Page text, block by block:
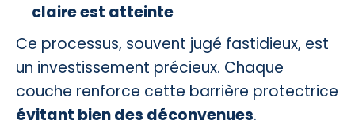
claire est atteinte
Ce processus, souvent jugé fastidieux, est
un investissement précieux. Chaque
couche renforce cette barrière protectrice
évitant bien des déconvenues.